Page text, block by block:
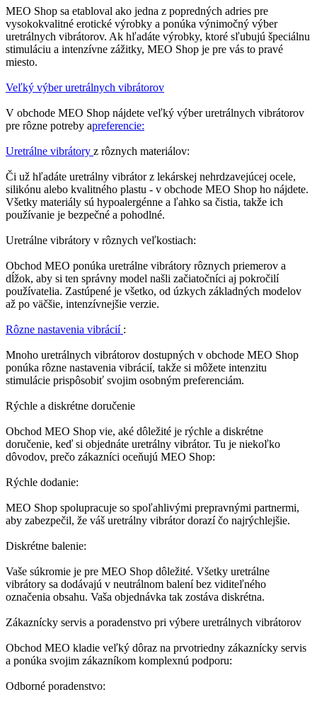
MEO Shop sa etabloval ako jedna z popredných adries pre
vysokokvalitné erotické výrobky a ponúka výnimočný výber
uretrálnych vibrátorov. Ak hľadáte výrobky, ktoré sľubujú špeciálnu
stimuláciu a intenzívne zážitky, MEO Shop je pre vás to pravé
miesto.
Veľký výber uretrálnych vibrátorov
V obchode MEO Shop nájdete veľký výber uretrálnych vibrátorov
pre rôzne potreby apreferencie:
Uretrálne vibrátory z rôznych materiálov:
Či už hľadáte uretrálny vibrátor z lekárskej nehrdzavejúcej ocele,
silikónu alebo kvalitného plastu - v obchode MEO Shop ho nájdete.
Všetky materiály sú hypoalergénne a ľahko sa čistia, takže ich
používanie je bezpečné a pohodlné.
Uretrálne vibrátory v rôznych veľkostiach:
Obchod MEO ponúka uretrálne vibrátory rôznych priemerov a
dĺžok, aby si ten správny model našli začiatočníci aj pokročilí
používatelia. Zastúpené je všetko, od úzkych základných modelov
až po väčšie, intenzívnejšie verzie.
Rôzne nastavenia vibrácií :
Mnoho uretrálnych vibrátorov dostupných v obchode MEO Shop
ponúka rôzne nastavenia vibrácií, takže si môžete intenzitu
stimulácie prispôsobiť svojim osobným preferenciám.
Rýchle a diskrétne doručenie
Obchod MEO Shop vie, aké dôležité je rýchle a diskrétne
doručenie, keď si objednáte uretrálny vibrátor. Tu je niekoľko
dôvodov, prečo zákazníci oceňujú MEO Shop:
Rýchle dodanie:
MEO Shop spolupracuje so spoľahlivými prepravnými partnermi,
aby zabezpečil, že váš uretrálny vibrátor dorazí čo najrýchlejšie.
Diskrétne balenie:
Vaše súkromie je pre MEO Shop dôležité. Všetky uretrálne
vibrátory sa dodávajú v neutrálnom balení bez viditeľného
označenia obsahu. Vaša objednávka tak zostáva diskrétna.
Zákaznícky servis a poradenstvo pri výbere uretrálnych vibrátorov
Obchod MEO kladie veľký dôraz na prvotriedny zákaznícky servis
a ponúka svojim zákazníkom komplexnú podporu:
Odborné poradenstvo: